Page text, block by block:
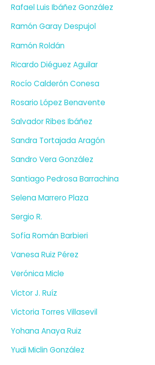
Rafael Luis Ibáñez González
Ramón Garay Despujol
Ramón Roldán
Ricardo Diéguez Aguilar
Rocío Calderón Conesa
Rosario López Benavente
Salvador Ribes Ibáñez
Sandra Tortajada Aragón
Sandro Vera González
Santiago Pedrosa Barrachina
Selena Marrero Plaza
Sergio R.
Sofía Román Barbieri
Vanesa Ruiz Pérez
Verónica Micle
Victor J. Ruíz
Victoria Torres Villasevil
Yohana Anaya Ruiz
Yudi Miclin González